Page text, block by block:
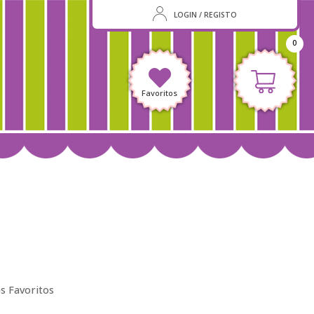
LOGIN / REGISTO
Favoritos
0
Favoritos